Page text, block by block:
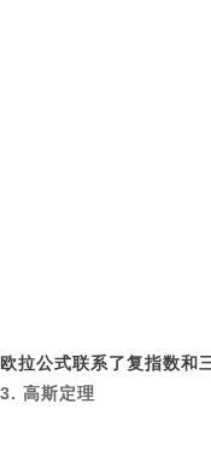
欧拉公式联系了复指数和
3. 高斯定理